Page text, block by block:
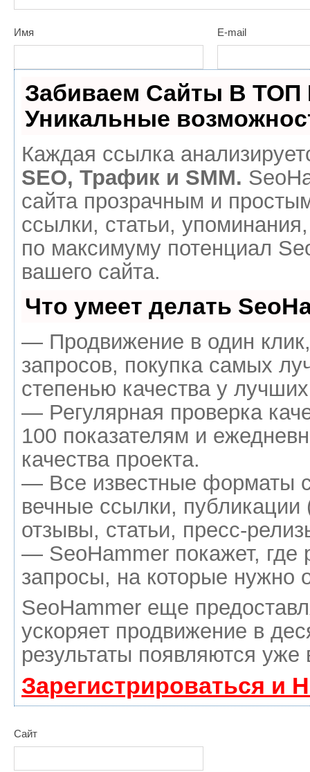
Имя E-mail
Забиваем Сайты В
Уникальные
Каждая ссылка
SEO, Трафик и SMM.
сайта прозрачным и
ссылки, статьи,
по максимуму потенциал
вашего сайта.
Что умеет делать
— Продвижение в один
запросов, покупка самых
степенью качества у
— Регулярная проверка
100 показателям и
качества проекта.
— Все известные форматы
вечные ссылки,
отзывы, статьи, пресс-
— SeoHammer покажет, где
запросы, на которые нужно
SeoHammer еще
ускоряет продвижение в
результаты появляются
Зарегистрироваться и
Сайт